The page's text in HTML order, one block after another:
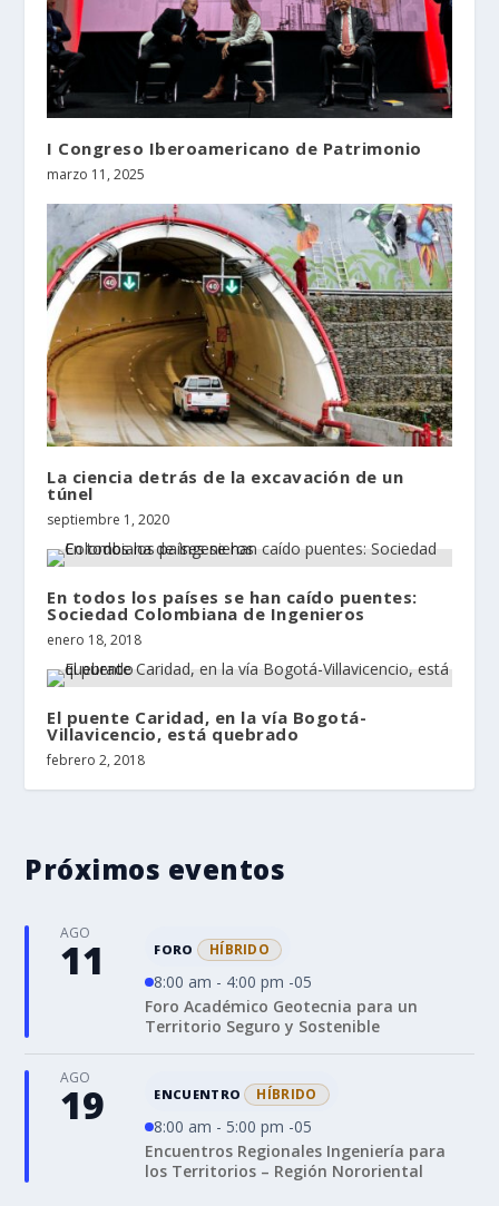
I Congreso Iberoamericano de Patrimonio
marzo 11, 2025
La ciencia detrás de la excavación de un
túnel
septiembre 1, 2020
En todos los países se han caído puentes:
Sociedad Colombiana de Ingenieros
enero 18, 2018
El puente Caridad, en la vía Bogotá-
Villavicencio, está quebrado
febrero 2, 2018
Próximos eventos
AGO
11 FORO HÍBRIDO
8:00 am - 4:00 pm -05
Foro Académico Geotecnia para un
Territorio Seguro y Sostenible
AGO
19 ENCUENTRO HÍBRIDO
8:00 am - 5:00 pm -05
Encuentros Regionales Ingeniería para
los Territorios – Región Nororiental